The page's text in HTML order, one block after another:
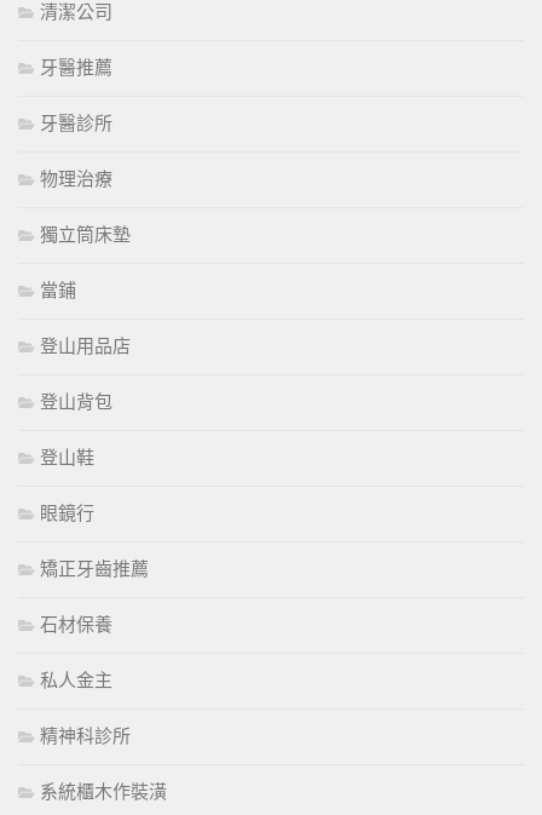
清潔公司
牙醫推薦
牙醫診所
物理治療
獨立筒床墊
當鋪
登山用品店
登山背包
登山鞋
眼鏡行
矯正牙齒推薦
石材保養
私人金主
精神科診所
系統櫃木作裝潢